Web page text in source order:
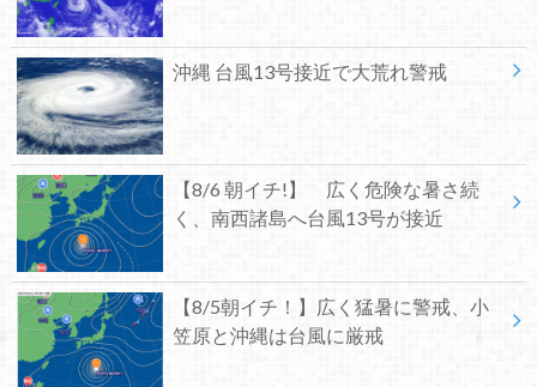
沖縄 台風13号接近で大荒れ警戒
【8/6 朝イチ!】 広く危険な暑さ続
く、南西諸島へ台風13号が接近
【8/5朝イチ！】広く猛暑に警戒、小
笠原と沖縄は台風に厳戒